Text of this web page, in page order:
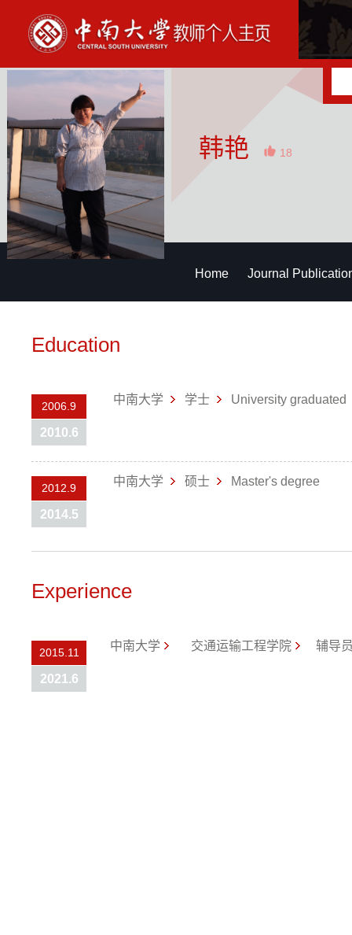
韩艳 18
Home Journal
Education
2006.9
2010.6
中南大学 学士 University graduated
2012.9
2014.5
中南大学 硕士 Master's degree
Experience
2015.11
2021.6
中南大学 交通运输工程学院 辅导